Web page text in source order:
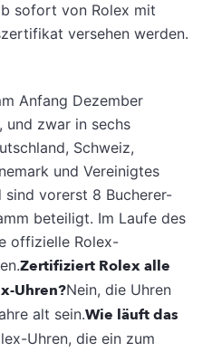
sofort von Rolex mit
versehen werden.
Anfang Dezember
und zwar in sechs
Schweiz,
und Vereinigtes
sind vorerst 8 Bucherer-
beteiligt. Im Laufe des
offizielle Rolex-
Zertifiziert Rolex alle
Uhren?Nein, die Uhren
alt sein.Wie läuft das
Uhren, die ein zum